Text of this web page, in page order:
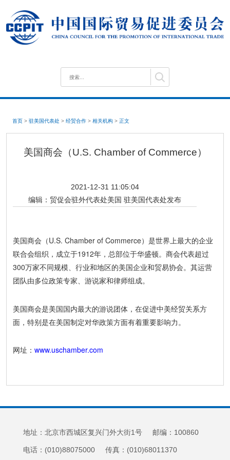
首页 > 驻美国代表处 > 经贸合作 > 相关机构 > 正文
美国商会（U.S. Chamber of Commerce）
2021-12-31 11:05:04
编辑： 贸促会驻外代表处美国 驻美国代表处发布
美国商会（U.S. Chamber of Commerce）是世界上最大的企业
联合会组织，成立于1912年，总部位于华盛顿。商会代表超过
300万家不同规模、行业和地区的美国企业和贸易协会。其运营
团队由多位政策专家、游说家和律师组成。
美国商会是美国国内最大的游说团体，在促进中美经贸关系方
面，特别是在美国制定对华政策方面有着重要影响力。
网址： www.uschamber.com
地址：北京市西城区复兴门外大街1号 邮编：100860
电话：(010)88075000 传真：(010)68011370